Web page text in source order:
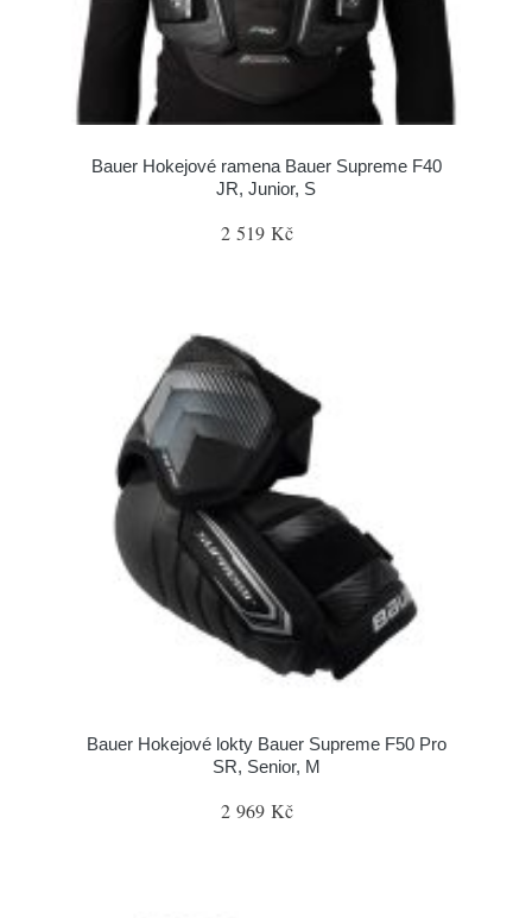
Bauer Hokejové ramena Bauer Supreme F40
JR, Junior, S
2 519 Kč
Bauer Hokejové lokty Bauer Supreme F50 Pro
SR, Senior, M
2 969 Kč